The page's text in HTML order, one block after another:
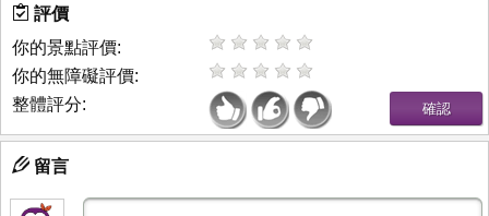
評價
你的景點評價:
你的無障礙評價:
整體評分:
留言